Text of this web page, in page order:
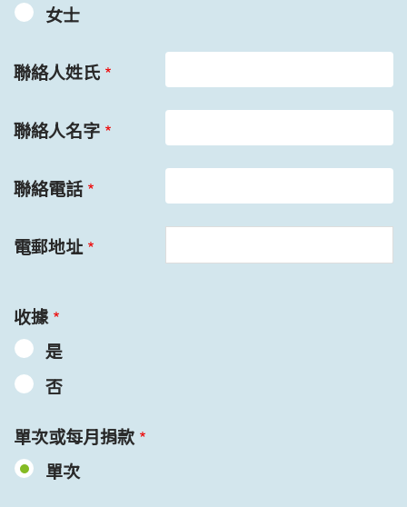
女士
聯絡人姓氏
聯絡人名字
聯絡電話
電郵地址
收據
是
否
單次或每月捐款
單次